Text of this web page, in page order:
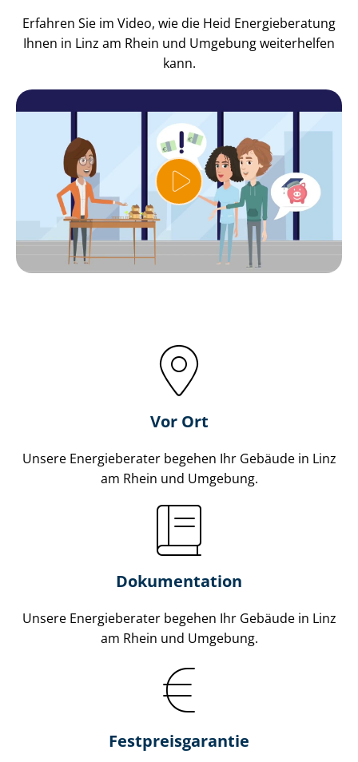
Erfahren Sie im Video, wie die Heid Energieberatung
Ihnen in Linz am Rhein und Umgebung weiterhelfen
kann.
Vor Ort
Unsere Energieberater begehen Ihr Gebäude in Linz
am Rhein und Umgebung.
Dokumentation
Unsere Energieberater begehen Ihr Gebäude in Linz
am Rhein und Umgebung.
Fest­preis­ga­ran­tie